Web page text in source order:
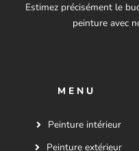
Estimez précisément le
peinture avec
MENU
Peinture intérieur
Peinture extérieur